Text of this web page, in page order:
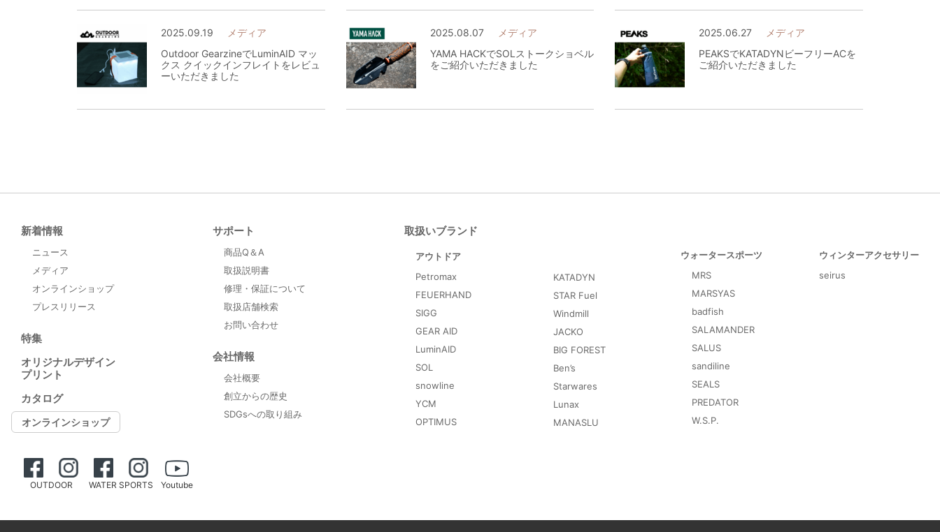
2025.09.19
メディア
Outdoor GearzineでLuminAID マッ
クス クイックインフレイトをレビュ
ーいただきました
2025.08.07
メディア
YAMA HACKでSOLストークショベル
をご紹介いただきました
2025.06.27
メディア
PEAKSでKATADYNビーフリーACを
ご紹介いただきました
新着情報
ニュース
メディア
オンラインショップ
プレスリリース
特集
オリジナルデザイン
プリント
カタログ
オンラインショップ
サポート
商品Q＆A
取扱説明書
修理・保証について
取扱店舗検索
お問い合わせ
会社情報
会社概要
創立からの歴史
SDGsへの取り組み
OUTDOOR WATER SPORTS Youtube
取扱いブランド
アウトドア
Petromax
FEUERHAND
SIGG
GEAR AID
LuminAID
SOL
snowline
YCM
OPTIMUS
KATADYN
STAR Fuel
Windmill
JACKO
BIG FOREST
Ben’s
Starwares
Lunax
MANASLU
ウォータースポーツ
MRS
MARSYAS
badfish
SALAMANDER
SALUS
sandiline
SEALS
PREDATOR
W.S.P.
ウィンターアクセサリー
seirus